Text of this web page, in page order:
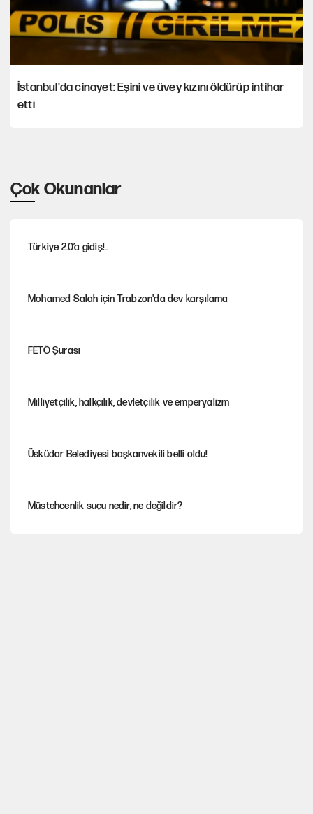
İstanbul'da cinayet: Eşini ve üvey kızını öldürüp intihar
etti
Çok Okunanlar
Türkiye 2.0’a gidiş!..
Mohamed Salah için Trabzon'da dev karşılama
FETÖ Şurası
Milliyetçilik, halkçılık, devletçilik ve emperyalizm
Üsküdar Belediyesi başkanvekili belli oldu!
Müstehcenlik suçu nedir, ne değildir?